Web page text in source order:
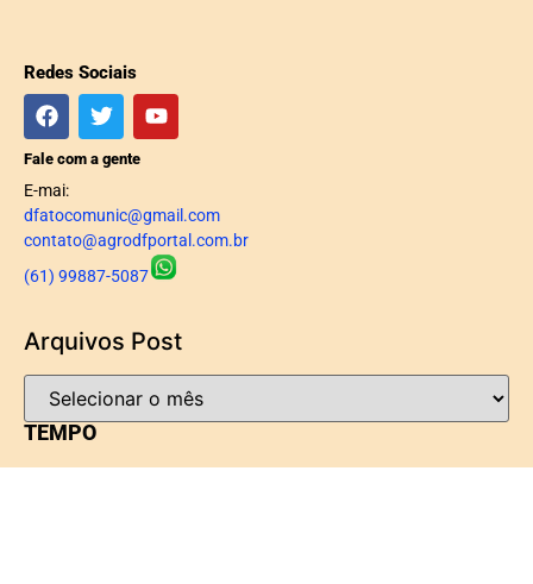
Redes Sociais
Fale com a gente
E-mai:
dfatocomunic@gmail.com
contato@agrodfportal.com.br
(61) 99887-5087
Arquivos Post
TEMPO